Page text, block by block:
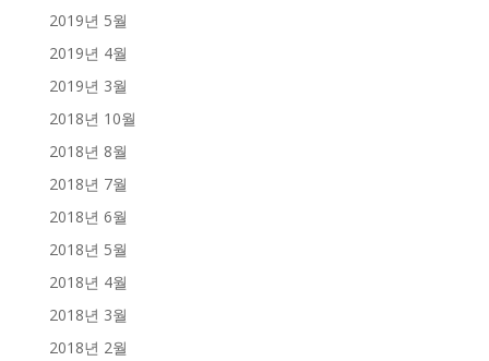
2019년 5월
2019년 4월
2019년 3월
2018년 10월
2018년 8월
2018년 7월
2018년 6월
2018년 5월
2018년 4월
2018년 3월
2018년 2월